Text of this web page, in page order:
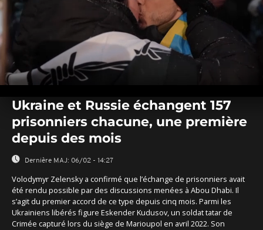
seconds
seconds
Ukraine et Russie échangent 157
prisonniers chacune, une première
depuis des mois
Dernière MAJ: 06/02 - 14:27
Volodymyr Zelensky a confirmé que l’échange de prisonniers avait
été rendu possible par des discussions menées à Abou Dhabi. Il
s’agit du premier accord de ce type depuis cinq mois. Parmi les
Ukrainiens libérés figure Eskender Kudusov, un soldat tatar de
Crimée capturé lors du siège de Marioupol en avril 2022. Son